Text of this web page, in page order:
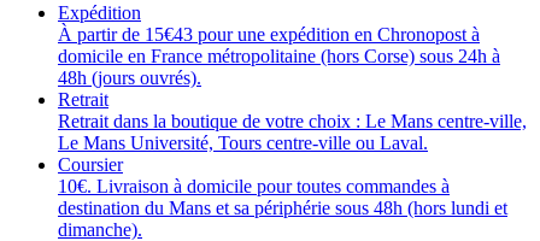
Expédition
À partir de 15€43 pour une expédition en Chronopost à
domicile en France métropolitaine (hors Corse) sous 24h à
48h (jours ouvrés).
Retrait
Retrait dans la boutique de votre choix : Le Mans centre-ville,
Le Mans Université, Tours centre-ville ou Laval.
Coursier
10€. Livraison à domicile pour toutes commandes à
destination du Mans et sa périphérie sous 48h (hors lundi et
dimanche).